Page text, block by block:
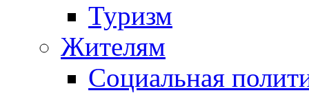
Туризм
Жителям
Социальная